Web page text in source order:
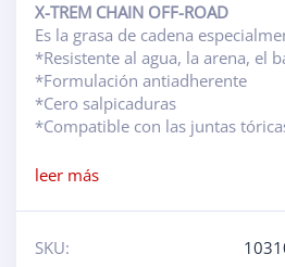
X-TREM CHAIN OFF-ROAD
Es la grasa de cadena
*Resistente al agua, la arena, el
*Formulación antiadherente
*Cero salpicaduras
*Compatible con las juntas
leer más
SKU: